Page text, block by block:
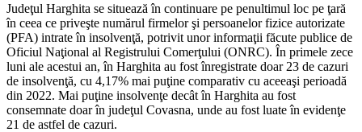
Judeţul Harghita se situează în continuare pe penultimul loc pe ţară
în ceea ce priveşte numărul firmelor şi persoanelor fizice autorizate
(PFA) intrate în insolvenţă, potrivit unor informaţii făcute publice de
Oficiul Naţional al Registrului Comerţului (ONRC). În primele zece
luni ale acestui an, în Harghita au fost înregistrate doar 23 de cazuri
de insolvenţă, cu 4,17% mai puţine comparativ cu aceeaşi perioadă
din 2022. Mai puţine insolvenţe decât în Harghita au fost
consemnate doar în judeţul Covasna, unde au fost luate în evidenţe
21 de astfel de cazuri.